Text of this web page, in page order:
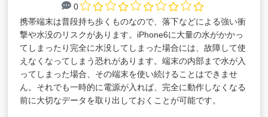
0
携帯端末は普段持ち歩くものなので、落下などによる強い衝
撃や水没のリスクがあります。iPhone6に大量の水がかかっ
てしまったり完全に水没してしまった場合には、故障して使
えなくなってしまう恐れがあります。端末の内部まで水が入
ってしまった場合、その端末を使い続けることはできませ
ん。それでも一時的に電源が入れば、完全に動作しなくなる
前に大切なデータを取り出しておくことが可能です。